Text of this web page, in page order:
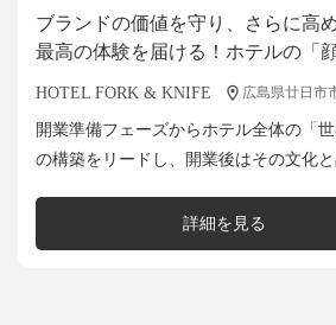
ブランドの価値を守り、さらに高
最高の体験を届ける！ホテルの「
HOTEL FORK & KNIFE 広島県廿日市
開業準備フェーズからホテル全体の「
の構築をリードし、開業後はその文化
営統括責任者として、ブランドの価値...
詳細を見る